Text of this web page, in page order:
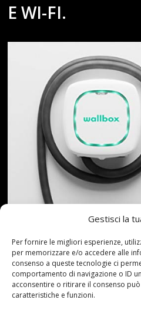
Gestisci la
Per fornire le migliori esperienze,
per memorizzare e/o accedere alle
consenso a queste tecnologie ci
comportamento di navigazione o ID
acconsentire o ritirare il consenso
caratteristiche e funzioni.
E WI-FI.